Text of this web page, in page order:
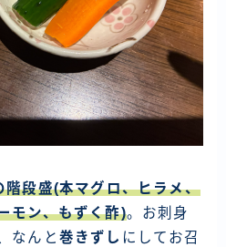
階段盛(本マグロ、ヒラメ、
モン、もずく酢)。お刺身
なんと 巻きずし にしてお召